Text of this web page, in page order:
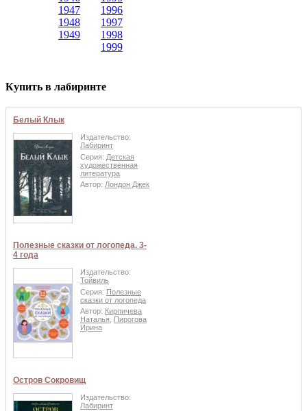
1947
1948
1949
1996
1997
1998
1999
Купить в лабиринте
Белый Клык
Издательство:
Лабиринт
Серия: Детская
художественная
литература
Автор: Лондон Джек
Полезные сказки от логопеда. 3-
4 года
Издательство:
Тойвиль
Серия: Полезные
сказки от логопеда
Автор: Кирпичева
Наталья
Пирогова
Ирина
Остров Сокровищ
Издательство:
Лабиринт